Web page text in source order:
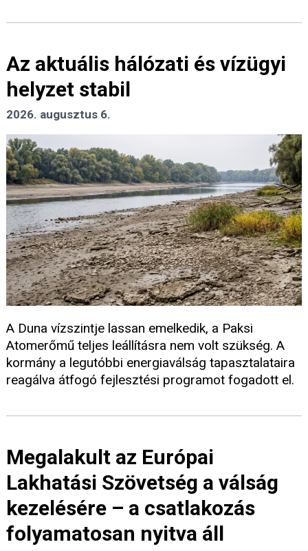
Az aktuális hálózati és vízügyi
helyzet stabil
2026. augusztus 6.
A Duna vízszintje lassan emelkedik, a Paksi
Atomerőmű teljes leállításra nem volt szükség. A
kormány a legutóbbi energiaválság tapasztalataira
reagálva átfogó fejlesztési programot fogadott el.
Megalakult az Európai
Lakhatási Szövetség a válság
kezelésére – a csatlakozás
folyamatosan nyitva áll